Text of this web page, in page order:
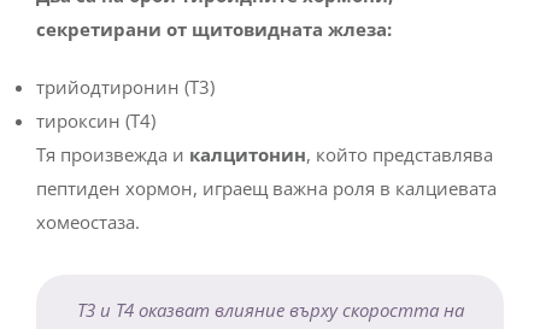
секретирани от щитовидната жлеза:
трийодтиронин (Т3)
тироксин (Т4)
Тя произвежда и калцитонин, който представлява
пептиден хормон, играещ важна роля в калциевата
хомеостаза.
Т3 и Т4 оказват влияние върху скоростта на